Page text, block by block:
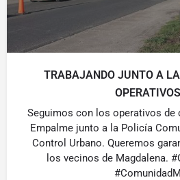
TRABAJANDO JUNTO A
Seguimos con los operativos de
Empalme junto a la Policía
Control Urbano. Queremos
los vecinos de Magdalena.